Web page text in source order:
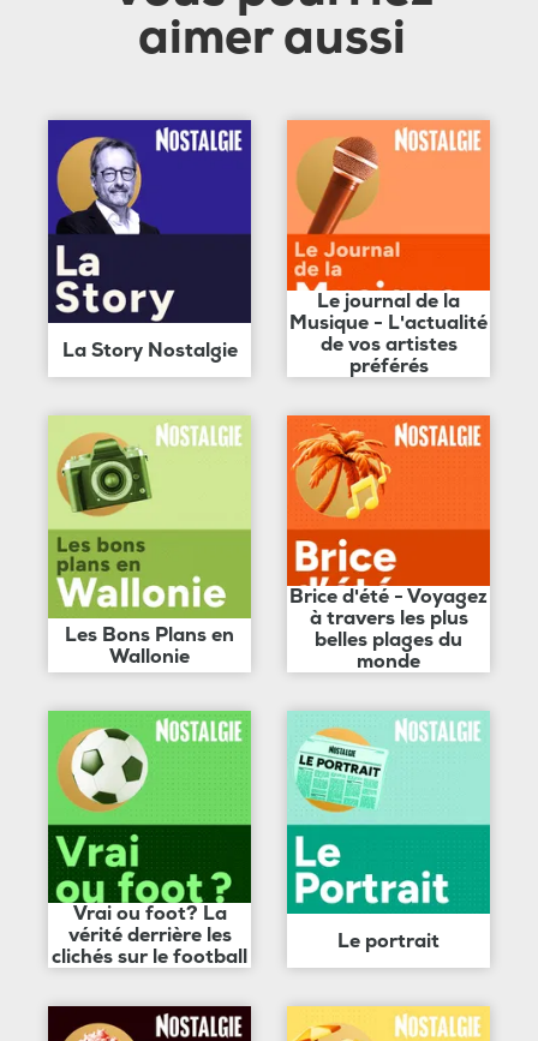
aimer aussi
La Story Nostalgie
Le journal de la
Musique - L'actualité
de vos artistes
préférés
Les Bons Plans en
Wallonie
Brice d'été - Voyagez
à travers les plus
belles plages du
monde
Vrai ou foot? La
vérité derrière les
clichés sur le football
Le portrait